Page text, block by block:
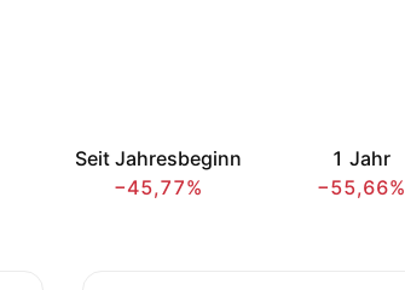
Seit Jahresbeginn
−45,77%
1 Jahr
−55,66%